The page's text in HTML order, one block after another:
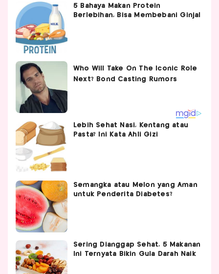
5 Bahaya Makan Protein
Berlebihan, Bisa Membebani Ginjal
Lebih Sehat Nasi, Kentang atau
Pasta? Ini Kata Ahli Gizi
Semangka atau Melon yang Aman
untuk Penderita Diabetes?
Sering Dianggap Sehat, 5 Makanan
Ini Ternyata Bikin Gula Darah Naik